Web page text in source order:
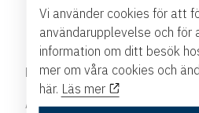
Färjetrafiken till och från
En framtidssäkrad
Läs helaremissvaret här.
Foto på Andreas Carlson:
Vi använder cookies för att
användarupplevelse och för
information om ditt besök
mer om våra cookies och
här. Läs mer